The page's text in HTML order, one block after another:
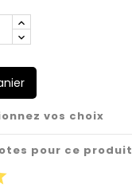
vos choix
pour ce produit